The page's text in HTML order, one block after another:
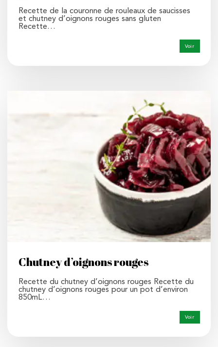
Recette de la couronne de rouleaux de saucisses
et chutney d’oignons rouges sans gluten
Recette…
Voir
Chutney d’oignons rouges
Recette du chutney d’oignons rouges Recette du
chutney d’oignons rouges pour un pot d’environ
850mL…
Voir